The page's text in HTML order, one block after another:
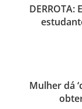
Mulher dá